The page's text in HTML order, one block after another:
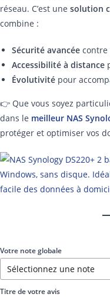
réseau. C’est une solution
combine :
Sécurité avancée contre
Accessibilité à distance
Évolutivité pour
👉 Que vous soyez
dans le meilleur NAS
protéger et optimiser vos
Votre note globale
Titre de votre avis